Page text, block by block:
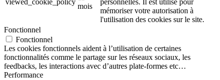
viewed_cookie_policy
mois
personnelles. Il est utilisé pour
mémoriser votre autorisation à
l'utilisation des cookies sur le site.
Fonctionnel
Fonctionnel
Les cookies fonctionnels aident à l’utilisation de certaines
fonctionnalités comme le partage sur les réseaux sociaux, les
feedbacks, les interactions avec d’autres plate-formes etc…
Performance